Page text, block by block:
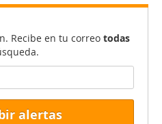
Recibe en tu correo todas
alertas